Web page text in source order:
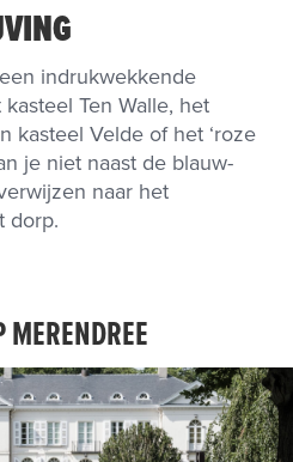
indrukwekkende
Ten Walle, het
kasteel Velde of het ‘roze
je niet naast de blauw-
naar het
dorp.
MERENDREE